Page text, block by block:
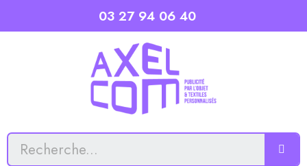
03 27 94 06 40